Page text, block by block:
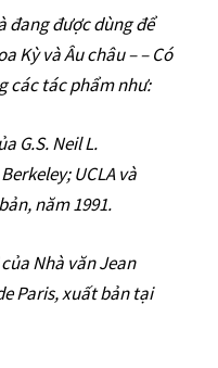
đang được dùng để
Kỳ và Âu châu – – Có
các tác phẩm như:
G.S. Neil L.
UCLA và
năm 1991.
Nhà văn Jean
Paris, xuất bản tại